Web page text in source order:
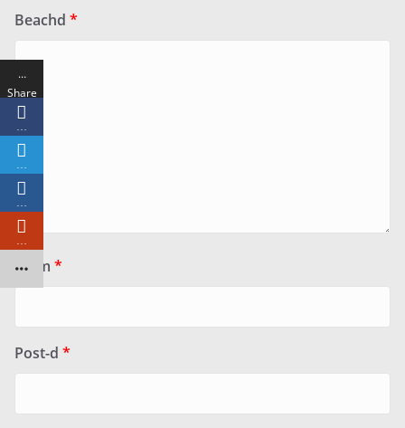
Beachd *
Ainm *
Post-d *
…
Share
s